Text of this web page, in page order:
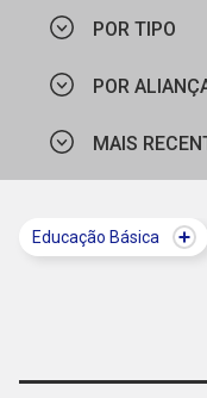
POR TIPO
POR
MINISTÉRIO DO
GERAR
MAIS
Educação Básica